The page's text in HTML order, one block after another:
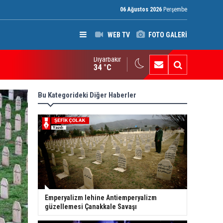
06 Ağustos 2026 Perşembe
WEB TV FOTO GALERİ
Silah bırakmayan gruplara terör yasası uygulanacak
Diyarbakır
34 °C
Bu Kategorideki Diğer Haberler
Emperyalizm lehine Antiemperyalizm
güzellemesi Çanakkale Savaşı